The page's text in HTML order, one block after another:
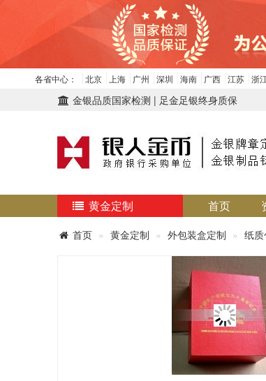
各省中心： 北京 上海 广州 深圳 海南 广西 江苏 浙
金银品质国家检测 | 足金足银终身质保
黄金定制 首页
首页 黄金定制 外包装盒定制 纸